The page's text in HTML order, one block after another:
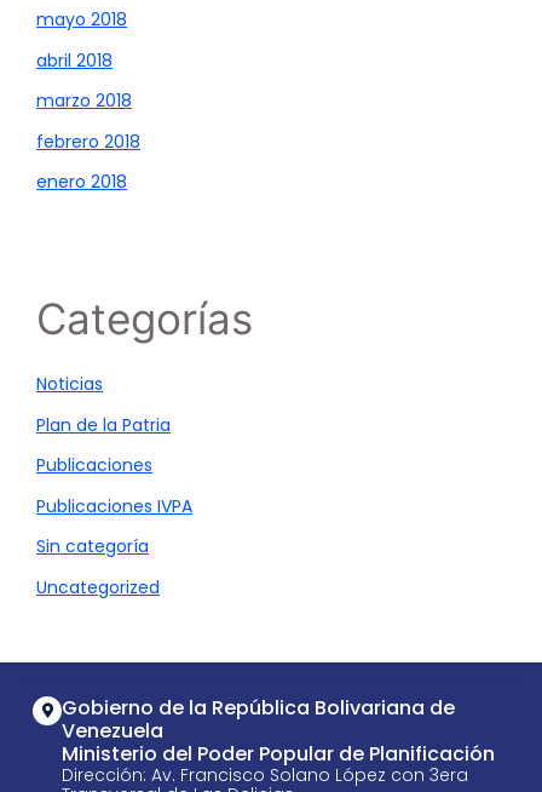
mayo 2018
abril 2018
marzo 2018
febrero 2018
enero 2018
Categorías
Noticias
Plan de la Patria
Publicaciones
Publicaciones IVPA
Sin categoría
Uncategorized
Gobierno de la República Bolivariana de
Venezuela
Ministerio del Poder Popular de Planificación
Dirección: Av. Francisco Solano López con 3era